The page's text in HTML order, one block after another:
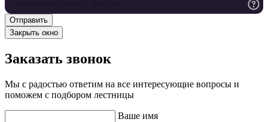
Закрыть окно
Заказать звонок
Мы с радостью ответим на все интересующие вопросы и
поможем с подбором лестницы
Ваше имя